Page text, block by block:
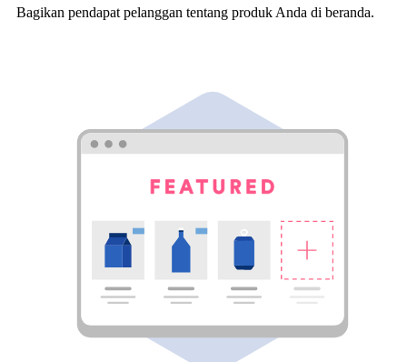
Bagikan pendapat pelanggan tentang produk Anda di beranda.